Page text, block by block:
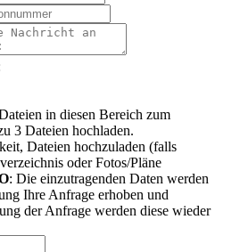
in diesen Bereich zum
3 Dateien hochladen.
Dateien hochzuladen (falls
oder Fotos/Pläne
: Die einzutragenden Daten werden
Ihre Anfrage erhoben und
der Anfrage werden diese wieder